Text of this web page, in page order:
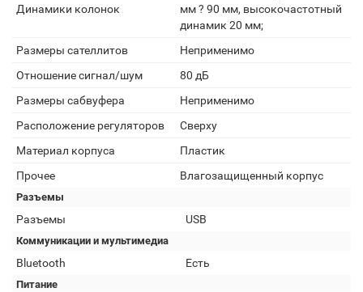
Динамики колонок
мм ? 90 мм, высокочастотный
динамик 20 мм;
Размеры сателлитов
Неприменимо
Отношение сигнал/шум
80 дБ
Размеры сабвуфера
Неприменимо
Расположение регуляторов
Сверху
Материал корпуса
Пластик
Прочее
Влагозащищенный корпус
Разъемы
Разъемы USB
Коммуникации и мультимедиа
Bluetooth Есть
Питание